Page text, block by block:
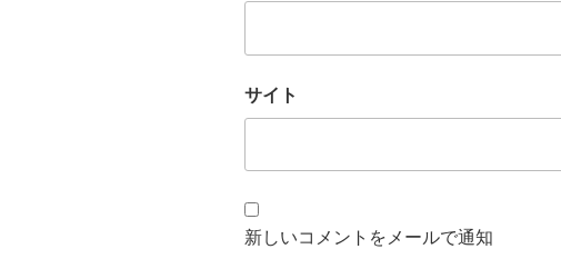
サイト
新しいコメントをメールで通知